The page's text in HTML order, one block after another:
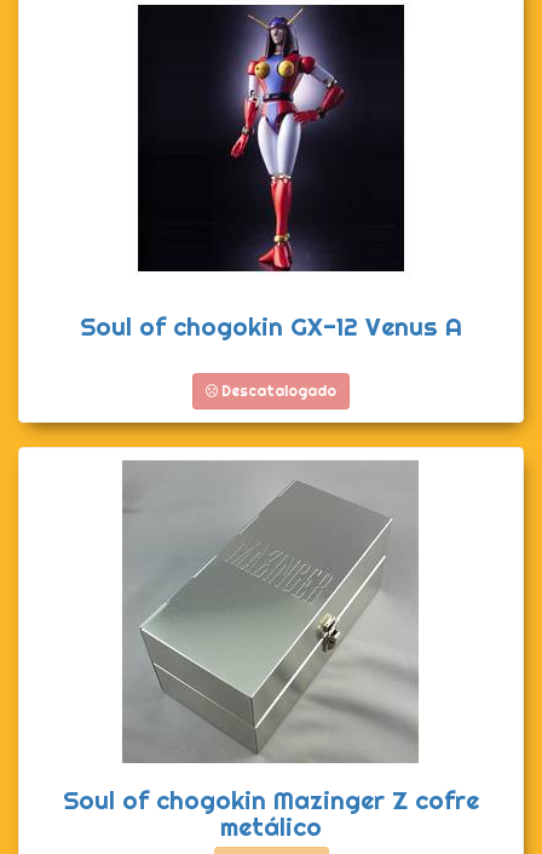
Soul of chogokin GX-12 Venus A
Descatalogado
Soul of chogokin Mazinger Z cofre
metálico